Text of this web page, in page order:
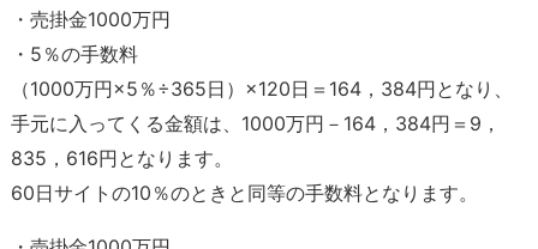
・売掛金1000万円
・5％の手数料
（1000万円×5％÷365日）×120日＝164，384円となり、
手元に入ってくる金額は、1000万円－164，384円＝9，
835，616円となります。
60日サイトの10％のときと同等の手数料となります。